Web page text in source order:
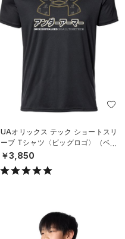
UAオリックス テック ショートスリ
ーブ Tシャツ〈ビッグロゴ〉（ベー
スボール/UNISEX）
￥3,850